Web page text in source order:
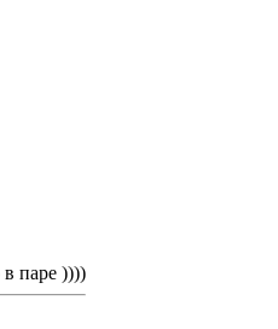
в паре ))))